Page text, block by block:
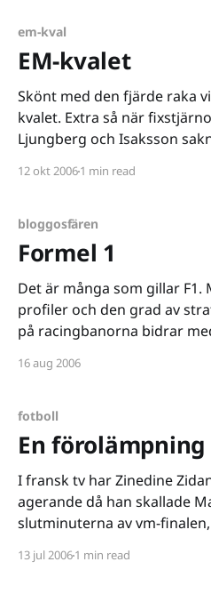
em-kval
EM-kvalet
Skönt med den fjärde raka
kvalet. Extra så när
Ljungberg och Isaksson
blindhet för nya spelare och
12 okt 20061 min read
bloggosfären
Formel 1
Det är många som gillar F1.
profiler och den grad av
på racingbanorna bidrar
för att kunna kommentera
16 aug 2006
fotboll
En
I fransk tv har Zinedine
agerande då han skallade
slutminuterna av vm-
mor och syster väldigt
13 jul 20061 min read